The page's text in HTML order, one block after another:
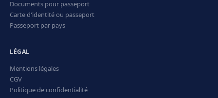
Documents pour passeport
Carte d'identité ou passeport
Passeport par pays
LÉGAL
Mentions légales
CGV
Politique de confidentialité